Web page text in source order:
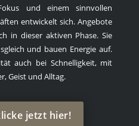
und einem sinnvollen
entwickelt sich. Angebote
in dieser aktiven Phase. Sie
und bauen Energie auf.
auch bei Schnelligkeit, mit
Geist und Alltag.
jetzt hier!